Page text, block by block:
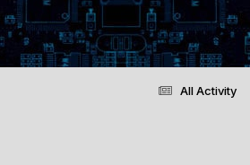
All Activity